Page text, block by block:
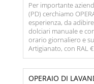
Per importante
(PD) cerchiamo
esperienza, da
dolciari manuale e
orario giornaliero e
Artigianato, con RAL
OPERAIO DI